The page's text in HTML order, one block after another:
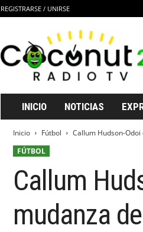
REGISTRARSE / UNIRSE
c
o
INICIO NOTICIAS
Inicio Fútbol
Callum Hudson-
FÚTBOL
Callum
mudanza